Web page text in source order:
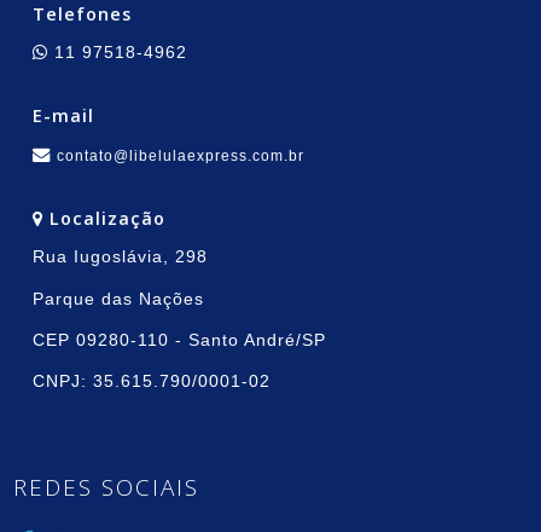
Telefones
11 97518-4962
E-mail
contato@libelulaexpress.com.br
Localização
Rua Iugoslávia, 298
Parque das Nações
CEP 09280-110 - Santo André/SP
CNPJ: 35.615.790/0001-02
REDES SOCIAIS